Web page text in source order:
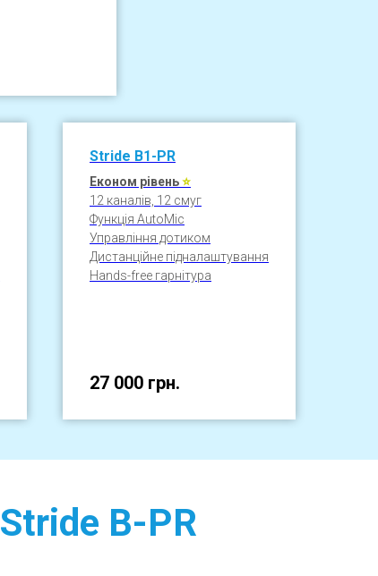
Stride B1-PR
Економ рівень⭐
12 каналів, 12 смуг
Функція AutoMic
Управління дотиком
Дистанційне підналаштування
Hands-free гарнітура
27 000 грн.
Stride B-PR